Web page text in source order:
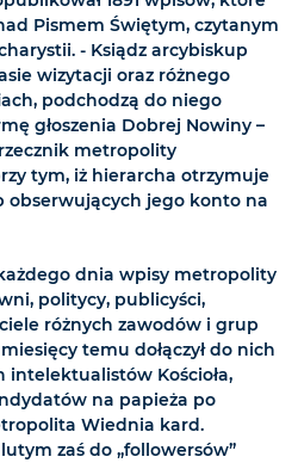
Pismem Świętym, czytanym
- Ksiądz arcybiskup
wizytacji oraz różnego
podchodzą do niego
głoszenia Dobrej Nowiny –
metropolity
tym, iż hierarcha otrzymuje
obserwujących jego konto na
dnia wpisy metropolity
politycy, publicyści,
różnych zawodów i grup
temu dołączył do nich
Kościoła,
na papieża po
Wiednia kard.
zaś do „followersów”